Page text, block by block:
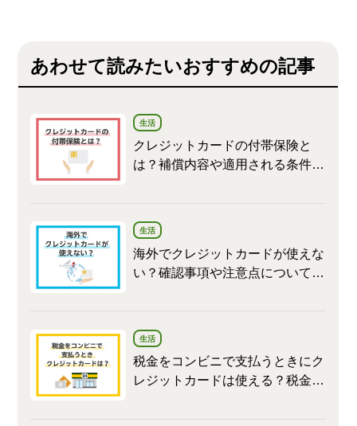
あわせて読みたいおすすめの記事
生活
クレジットカードの付帯保険と
は？補償内容や適用される条件な
生活
海外でクレジットカードが使えな
い？確認事項や注意点について解
生活
税金をコンビニで支払うときにク
レジットカードは使える？税金の